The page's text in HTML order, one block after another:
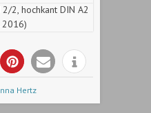
2, hochkant DIN A2
2016)
Hertz